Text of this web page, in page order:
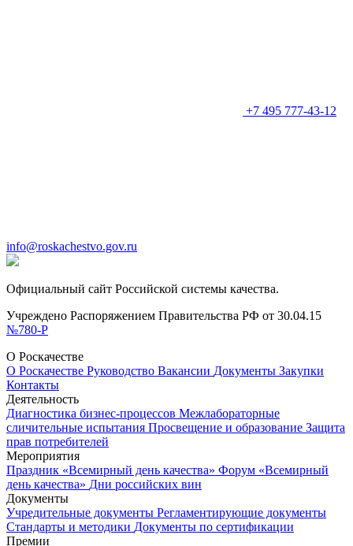
+7 495 777-43-12
info@roskachestvo.gov.ru
Официальный сайт Российской системы качества.
Учреждено Распоряжением Правительства РФ от 30.04.15
№780-Р
О Роскачестве
О Роскачестве Руководство Вакансии Документы Закупки
Контакты
Деятельность
Диагностика бизнес-процессов Межлабораторные
сличительные испытания Просвещение и образование Защита
прав потребителей
Мероприятия
Праздник «Всемирный день качества» Форум «Всемирный
день качества» Дни российских вин
Документы
Учредительные документы Регламентирующие документы
Стандарты и методики Документы по сертификации
Премии